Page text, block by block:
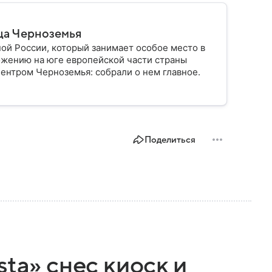
Черноземья
России, который занимает особое место в
на юге европейской части страны
Черноземья: собрали о нем главное.
Поделиться
снес киоск и